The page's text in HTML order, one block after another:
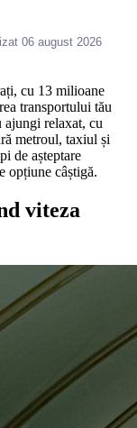
06 august 2026
cu 13 milioane
transportului tău
ajungi relaxat, cu
metroul, taxiul și
de așteptare
opțiune câștigă.
viteza